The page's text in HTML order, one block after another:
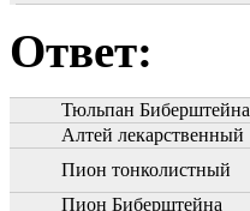
Ответ:
Тюльпан Биберштейна
Алтей лекарственный
Пион тонколистный
Пион Биберштейна